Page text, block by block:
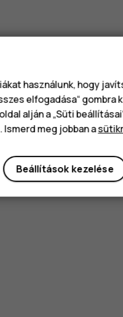
Igen Nem
használunk, hogy
elfogadása“
alján a „Süti
meg jobban a
Beállítások kezelése